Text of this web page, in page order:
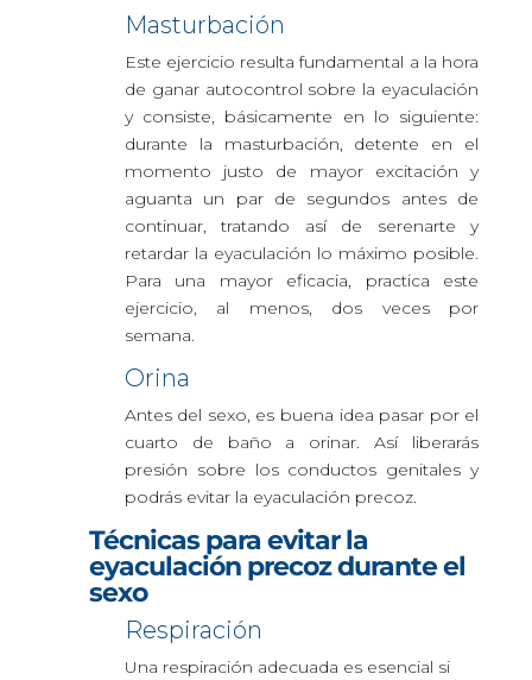
Masturbación
Este ejercicio resulta fundamental a la hora
de ganar autocontrol sobre la eyaculación
y consiste, básicamente en lo siguiente:
durante la masturbación, detente en el
momento justo de mayor excitación y
aguanta un par de segundos antes de
continuar, tratando así de serenarte y
retardar la eyaculación lo máximo posible.
Para una mayor eficacia, practica este
ejercicio, al menos, dos veces por
semana.
Orina
Antes del sexo, es buena idea pasar por el
cuarto de baño a orinar. Así liberarás
presión sobre los conductos genitales y
podrás evitar la eyaculación precoz.
Técnicas para evitar la
eyaculación precoz durante el
sexo
Respiración
Una respiración adecuada es esencial si